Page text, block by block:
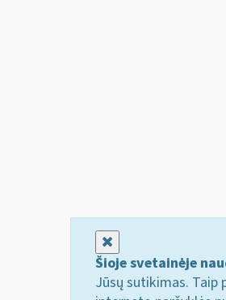
Šioje svetainėje
Jūsų sutikimas.